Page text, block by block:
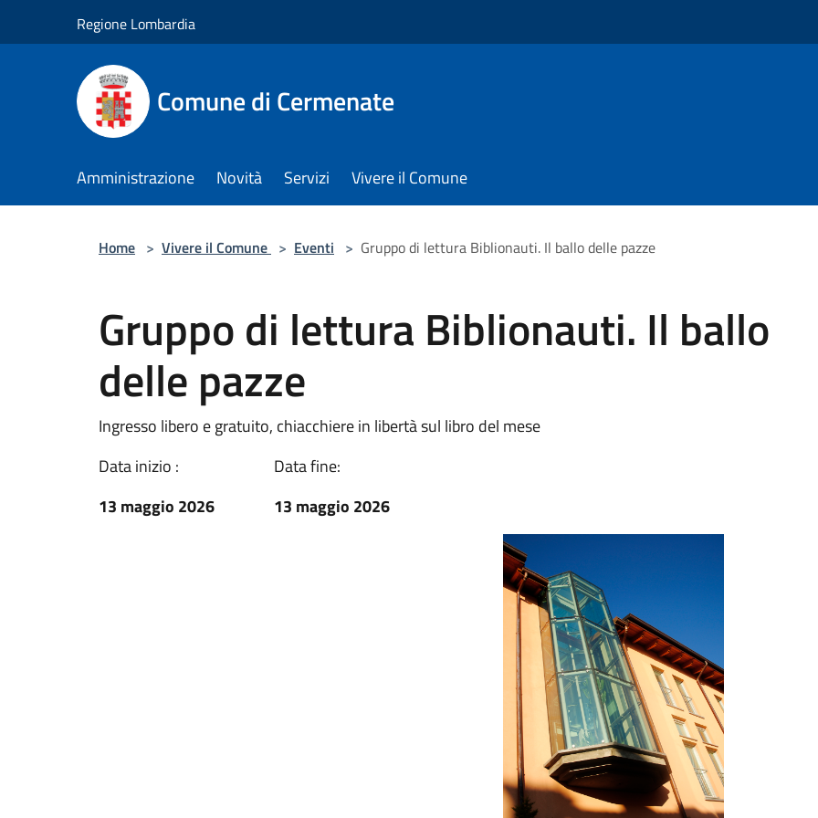
Regione Lombardia
Comune di Cermenate
Amministrazione Novità Servizi Vivere il Comune
Home > Vivere il Comune > Eventi > Gruppo di lettura Biblionauti. Il ballo delle pazze
Gruppo di lettura Biblionauti. Il ballo
delle pazze
Ingresso libero e gratuito, chiacchiere in libertà sul libro del mese
Data inizio :
13 maggio 2026
Data fine:
13 maggio 2026